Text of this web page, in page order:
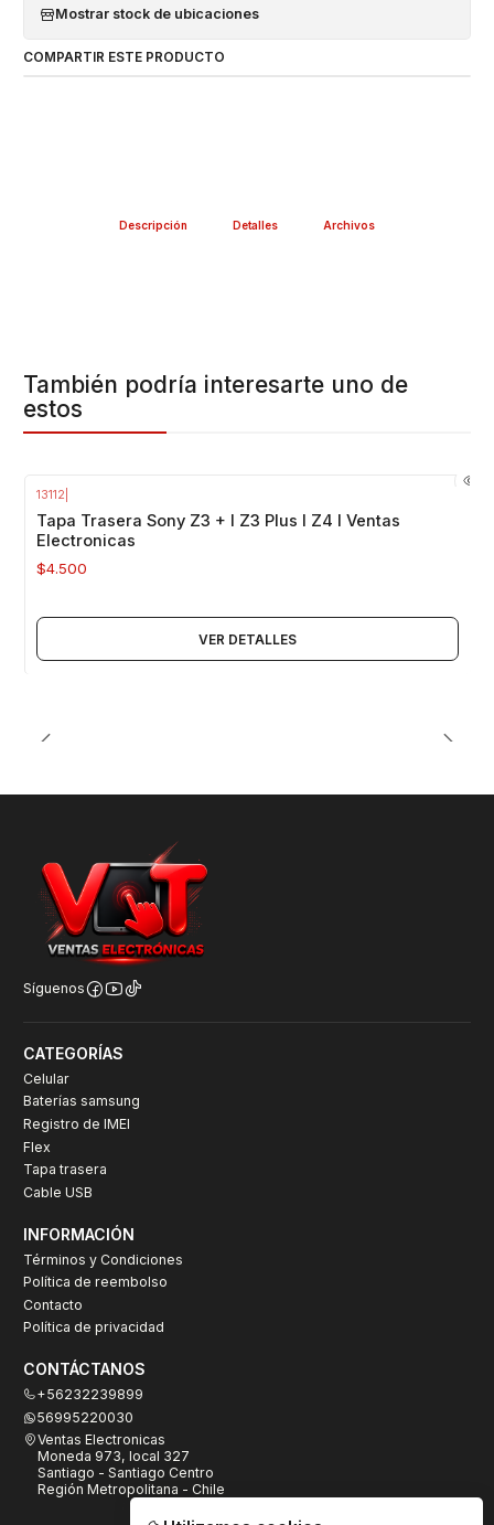
Mostrar stock de ubicaciones
COMPARTIR ESTE PRODUCTO
Descripción Detalles Archivos
También podría interesarte uno de
estos
13112
Tapa Trasera Sony Z3 + I Z3 Plus I Z4 I Ventas
Electronicas
$4.500
VER DETALLES
Síguenos
CATEGORÍAS
Celular
Baterías samsung
Registro de IMEI
Flex
Tapa trasera
Cable USB
INFORMACIÓN
Términos y Condiciones
Política de reembolso
Contacto
Política de privacidad
CONTÁCTANOS
+56232239899
56995220030
Ventas Electronicas
Moneda 973, local 327
Santiago - Santiago Centro
Región Metropolitana - Chile